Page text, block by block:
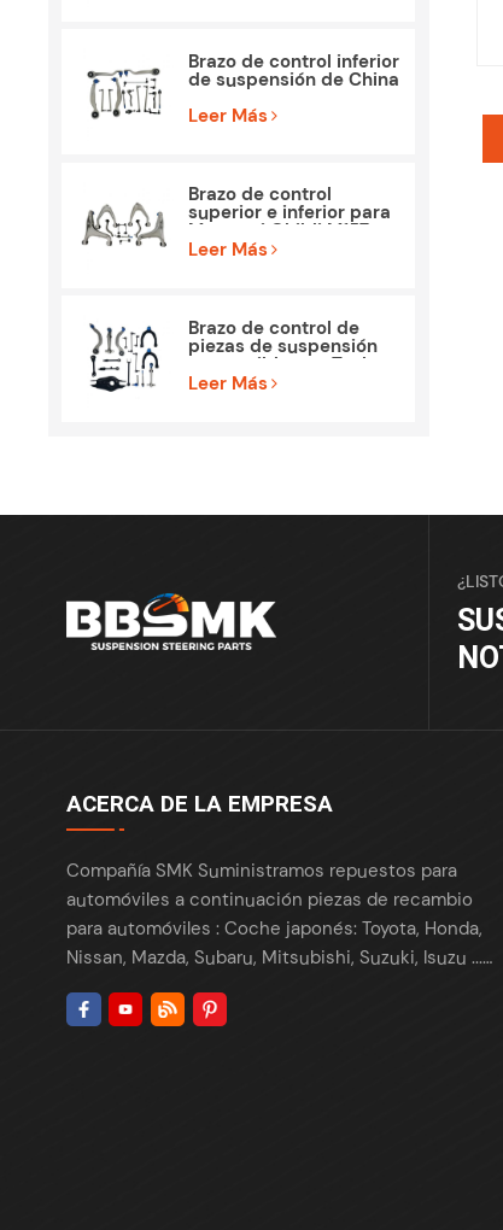
Brazo de control inferior
de suspensión de China
para Mercedes Benz
W212 S212
Leer Más
Brazo de control
superior e inferior para
Maserati Ghibli M157
Piezas
Leer Más
Brazo de control de
piezas de suspensión
compatible con Tesla
Model 3
Leer Más
ACERCA DE LA EMPRESA
Compañía SMK Suministramos repuestos para
automóviles a continuación piezas de recambio
para automóviles : Coche japonés: Toyota, Honda,
Nissan, Mazda, Subaru, Mitsubishi, Suzuki, Isuzu ...
Porsche, Maserati, Renault, Peugeot , Citroën, Fiat,